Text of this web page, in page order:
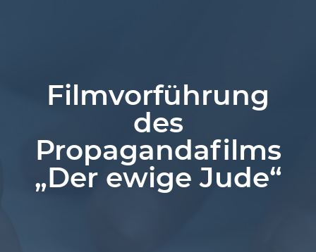
Filmvorführung
des
Propagandafilms
„Der ewige Jude“